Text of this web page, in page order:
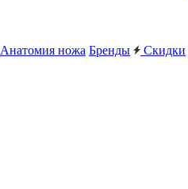
Анатомия ножа Бренды Скидки